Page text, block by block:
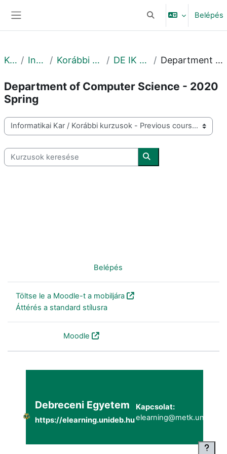
Keresési bemeneti
Belépés
Kurzusok Informatikai Kar Korábbi kurzusok - Previous courses DE IK - 2020. tavasz - Spring Department of Computer Science - 2020 Spring
Department of Computer Science - 2020
Spring
Kurzuskategóriák
Kurzusok keresése
Kurzusok keresése
Belépés
Töltse le a Moodle-t a mobiljára
Áttérés a standard stílusra
Moodle
Debreceni Egyetem
https://elearning.unideb.hu
Kapcsolat: